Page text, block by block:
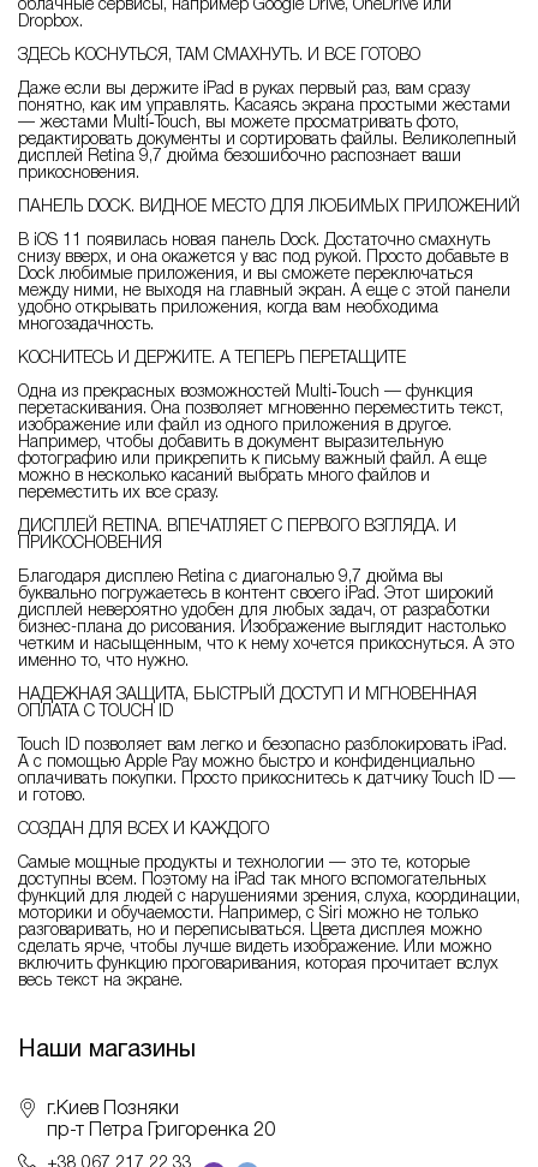
облачные сервисы, например Google Drive, OneDrive или
Dropbox.
ЗДЕСЬ КОСНУТЬСЯ, ТАМ СМАХНУТЬ. И ВСЕ ГОТОВО
Даже если вы держите iPad в руках первый раз, вам сразу
понятно, как им управлять. Касаясь экрана простыми жестами
— жестами Multi‑Touch, вы можете просматривать фото,
редактировать документы и сортировать файлы. Великолепный
дисплей Retina 9,7 дюйма безошибочно распознает ваши
прикосновения.
ПАНЕЛЬ DOCK. ВИДНОЕ МЕСТО ДЛЯ ЛЮБИМЫХ ПРИЛОЖЕНИЙ
В iOS 11 появилась новая панель Dock. Достаточно смахнуть
снизу вверх, и она окажется у вас под рукой. Просто добавьте в
Dock любимые приложения, и вы сможете переключаться
между ними, не выходя на главный экран. А еще с этой панели
удобно открывать приложения, когда вам необходима
многозадачность.
КОСНИТЕСЬ И ДЕРЖИТЕ. А ТЕПЕРЬ ПЕРЕТАЩИТЕ
Одна из прекрасных возможностей Multi‑Touch — функция
перетаскивания. Она позволяет мгновенно переместить текст,
изображение или файл из одного приложения в другое.
Например, чтобы добавить в документ выразительную
фотографию или прикрепить к письму важный файл. А еще
можно в несколько касаний выбрать много файлов и
переместить их все сразу.
ДИСПЛЕЙ RETINA. ВПЕЧАТЛЯЕТ С ПЕРВОГО ВЗГЛЯДА. И
ПРИКОСНОВЕНИЯ
Благодаря дисплею Retina с диагональю 9,7 дюйма вы
буквально погружаетесь в контент своего iPad. Этот широкий
дисплей невероятно удобен для любых задач, от разработки
бизнес-плана до рисования. Изображение выглядит настолько
четким и насыщенным, что к нему хочется прикоснуться. А это
именно то, что нужно.
НАДЕЖНАЯ ЗАЩИТА, БЫСТРЫЙ ДОСТУП И МГНОВЕННАЯ
ОПЛАТА С TOUCH ID
Touch ID позволяет вам легко и безопасно разблокировать iPad.
А с помощью Apple Pay можно быстро и конфиденциально
оплачивать покупки. Просто прикоснитесь к датчику Touch ID —
и готово.
СОЗДАН ДЛЯ ВСЕХ И КАЖДОГО
Самые мощные продукты и технологии — это те, которые
доступны всем. Поэтому на iPad так много вспомогательных
функций для людей с нарушениями зрения, слуха, координации,
моторики и обучаемости. Например, с Siri можно не только
разговаривать, но и переписываться. Цвета дисплея можно
сделать ярче, чтобы лучше видеть изображение. Или можно
включить функцию проговаривания, которая прочитает вслух
весь текст на экране.
Наши магазины
г.Киев Позняки
пр-т Петра Григоренка 20